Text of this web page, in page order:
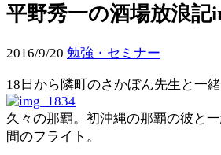
平野秀一の酒場放浪記
2016/9/20 勉強・セミナー
18日から隣町のさかぼん先生と一
久々の那覇。初沖縄の那覇の彼と
間のフライト。